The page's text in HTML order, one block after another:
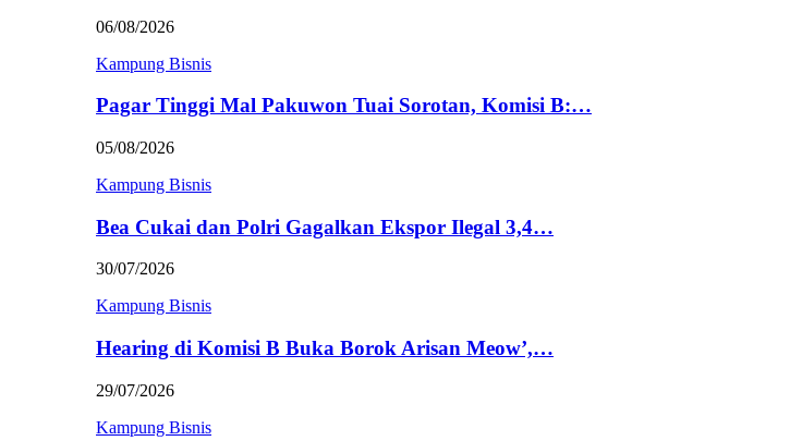
06/08/2026
Kampung Bisnis
Pagar Tinggi Mal Pakuwon Tuai Sorotan, Komisi B:…
05/08/2026
Kampung Bisnis
Bea Cukai dan Polri Gagalkan Ekspor Ilegal 3,4…
30/07/2026
Kampung Bisnis
Hearing di Komisi B Buka Borok Arisan Meow’,…
29/07/2026
Kampung Bisnis